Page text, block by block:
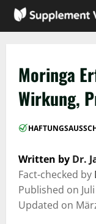
Zum
Inhalt
Moringa
Wirkung,
Written by Dr.
Fact-checked by
Published on
Updated on